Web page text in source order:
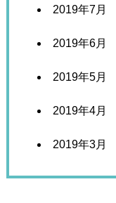
2019年7月
2019年6月
2019年5月
2019年4月
2019年3月